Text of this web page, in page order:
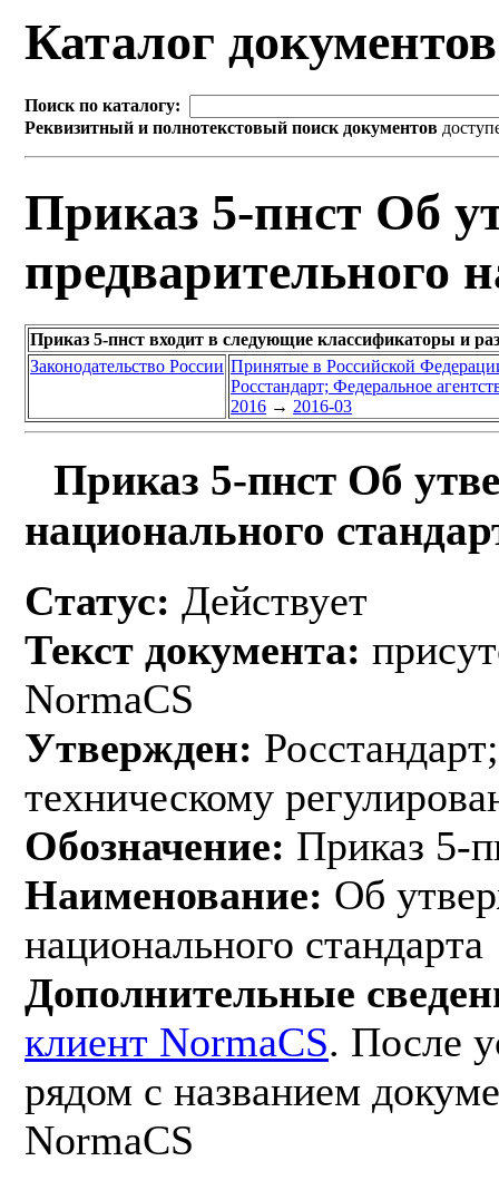
Каталог
Поиск по каталогу:
Реквизитный и полнотекстовый поиск документов
Приказ 5-пнст Об
предварительного
Приказ 5-пнст входит в следующие классификаторы и
Законодательство России Принятые в Российской
Росстандарт; Федеральное
2016 → 2016-03
Приказ 5-пнст Об
национального
Статус: Действует
Текст документа:
NormaCS
Утвержден:
техническому
Обозначение: Приказ 5-
Наименование: Об
национального стандарта
Дополнительные
клиент NormaCS. После
рядом с названием
NormaCS